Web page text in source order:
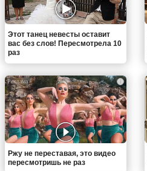
Этот танец невесты оставит
вас без слов! Пересмотрела 10
раз
i
Ржу не переставая, это видео
пересмотришь не раз